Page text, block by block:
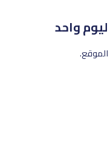
واحد